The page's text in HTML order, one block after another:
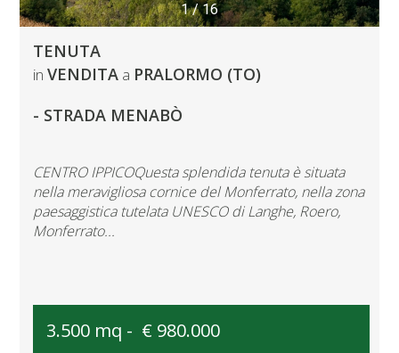
1/16
TENUTA
in VENDITAa PRALORMO (TO)
- STRADA MENABÒ
CENTRO IPPICOQuesta splendida tenuta è situata
nella meravigliosa cornice del Monferrato, nella zona
paesaggistica tutelata UNESCO di Langhe, Roero,
Monferrato...
3.500 mq - € 980.000